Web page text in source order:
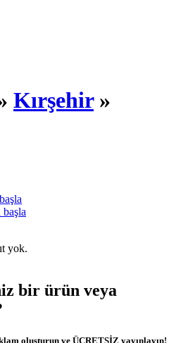
Kırşehir»
yok.
bir ürün veya
oluşturun ve ÜCRETSİZ yayınlayın!